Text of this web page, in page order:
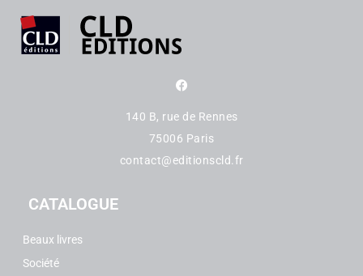
140 B, rue de Rennes
75006 Paris
contact@editionscld.fr
CATALOGUE
Beaux livres
Société